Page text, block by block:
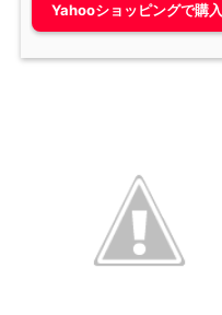
Yahooショッピングで購入